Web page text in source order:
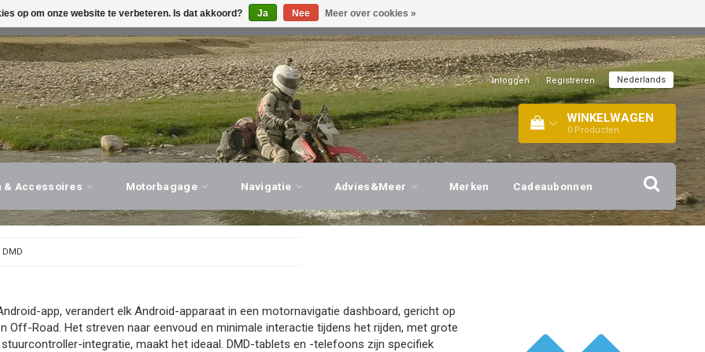
ADVIES, PERSOONLIJKE SERVICE! BEZOEK ONZE WINKEL!
Inloggen | Registreren Nederlands
WINKELWAGEN
0 Producten
& Accessoires Motorbagage Navigatie Advies&Meer Merken Cadeaubonnen
DMD
app, verandert elk Android-apparaat in een motornavigatie dashboard, gericht op
Off-Road. Het streven naar eenvoud en minimale interactie tijdens het rijden, met grote
integratie, maakt het ideaal. DMD-tablets en -telefoons zijn specifiek
op om onze website te verbeteren. Is dat akkoord? Ja Nee Meer over cookies »